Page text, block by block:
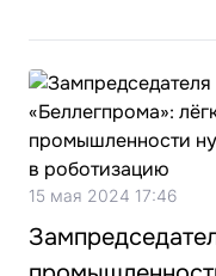
15 мая 2024 17:46